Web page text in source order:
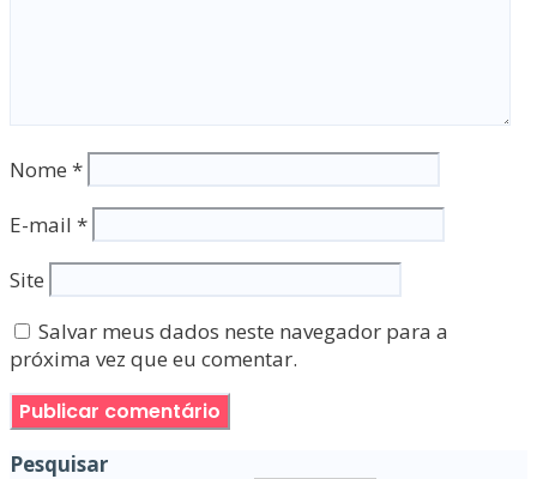
Nome *
E-mail *
Site
Salvar meus dados neste navegador para a
próxima vez que eu comentar.
Pesquisar